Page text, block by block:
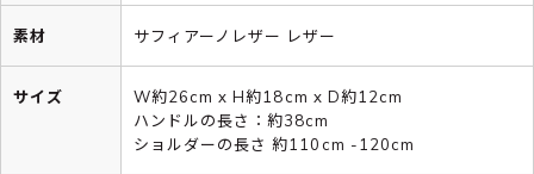
素材 サフィアーノレザー レザー
サイズ
W約26cm x H約18cm x D約12cm
ハンドルの長さ：約38cm
ショルダーの長さ 約110cm -120cm